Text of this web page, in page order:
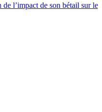
l’impact de son bétail sur le